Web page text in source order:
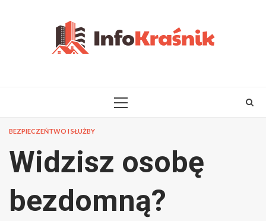
PRIMARY
BEZPIECZEŃTWO I SŁUŻBY
Widzisz osobę
bezdomną?